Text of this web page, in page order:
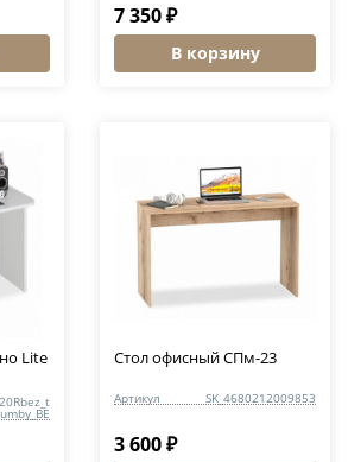
7 350 ₽
В корзину
Lite
umby_BE
Стол офисный СПм-23
Артикул SK_4680212009853
3 600 ₽